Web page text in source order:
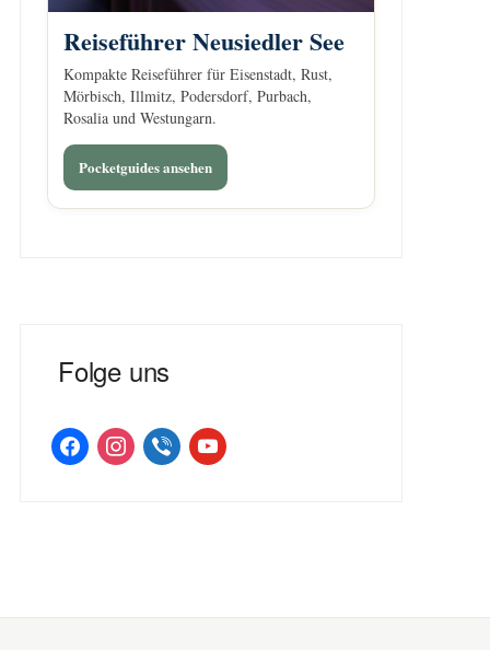
Reiseführer Neusiedler See
Kompakte Reiseführer für Eisenstadt, Rust,
Mörbisch, Illmitz, Podersdorf, Purbach,
Rosalia und Westungarn.
Pocketguides ansehen
Folge uns
facebookinstagramviber youtube